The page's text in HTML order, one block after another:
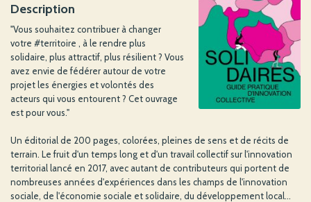
Description
"Vous souhaitez contribuer à changer
votre #territoire , à le rendre plus
solidaire, plus attractif, plus résilient ? Vous
avez envie de fédérer autour de votre
projet les énergies et volontés des
acteurs qui vous entourent ? Cet ouvrage
est pour vous."
Un éditorial de 200 pages, colorées, pleines de sens et de récits de
terrain. Le fruit d'un temps long et d'un travail collectif sur l'innovation
territorial lancé en 2017, avec autant de contributeurs qui portent de
nombreuses années d'expériences dans les champs de l'innovation
sociale, de l'économie sociale et solidaire, du développement local...